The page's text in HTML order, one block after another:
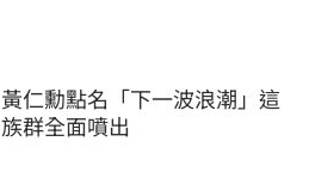
黃仁勳點名「下一波浪潮」這
族群全面噴出